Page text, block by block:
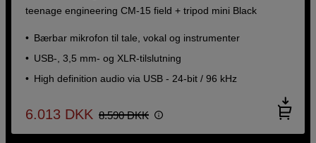
teenage engineering CM-15 field + tripod mini Black
Bærbar mikrofon til tale, vokal og instrumenter
USB-, 3,5 mm- og XLR-tilslutning
High definition audio via USB - 24-bit / 96 kHz
6.013 DKK 8.590 DKK